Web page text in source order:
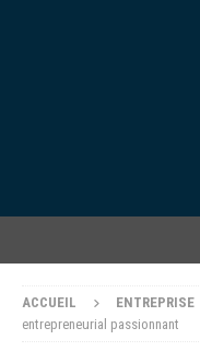
ACCUEIL ENTREPRISE
entrepreneurial passionnant